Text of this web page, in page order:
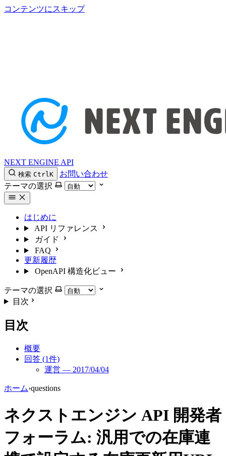
コンテンツにスキップ
NEXT ENGINE API
検索 CtrlK
お問い合わせ
テーマの選択
はじめに
API リファレンス
ガイド
FAQ
更新履歴
OpenAPI 構造化ビュー
テーマの選択
目次
目次
概要
回答 (1件)
運営 — 2017/04/04
ホーム›questions
ネクストエンジン API 開発者
フォーラム: 汎用での在庫連